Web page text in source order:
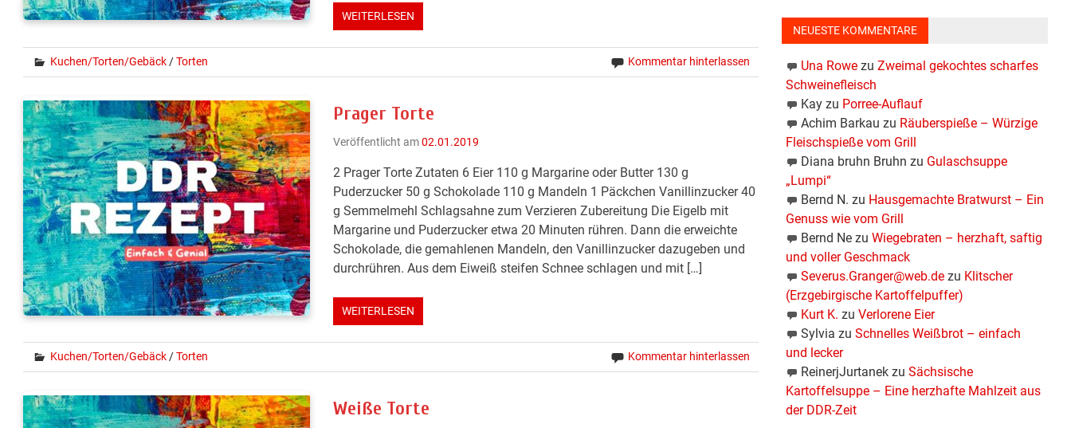
WEITERLESEN
Kuchen/Torten/Gebäck/Torten Kommentar hinterlassen
Prager Torte
Veröffentlicht am02.01.2019
2 Prager Torte Zutaten 6 Eier 110 g Margarine oder Butter 130 g
Puderzucker 50 g Schokolade 110 g Mandeln 1 Päckchen Vanillinzucker 40
g Semmelmehl Schlagsahne zum Verzieren Zubereitung Die Eigelb mit
Margarine und Puderzucker etwa 20 Minuten rühren. Dann die erweichte
Schokolade, die gemahlenen Mandeln, den Vanillinzucker dazugeben und
durchrühren. Aus dem Eiweiß steifen Schnee schlagen und mit […]
WEITERLESEN
Kuchen/Torten/Gebäck/Torten Kommentar hinterlassen
Weiße Torte
NEUESTE KOMMENTARE
Una Rowezu Zweimal gekochtes scharfes
Schweinefleisch
Kayzu Porree-Auflauf
Achim Barkau zu Räuberspieße – Würzige
Fleischspieße vom Grill
Diana bruhn Bruhn zu Gulaschsuppe
„Lumpi“
Bernd N. zu Hausgemachte Bratwurst – Ein
Genuss wie vom Grill
Bernd Nezu Wiegebraten – herzhaft, saftig
und voller Geschmack
Severus.Granger@web.dezu Klitscher
(Erzgebirgische Kartoffelpuffer)
Kurt K. zu Verlorene Eier
Sylvia zu Schnelles Weißbrot – einfach
und lecker
ReinerjJurtanekzu Sächsische
Kartoffelsuppe – Eine herzhafte Mahlzeit aus
der DDR-Zeit